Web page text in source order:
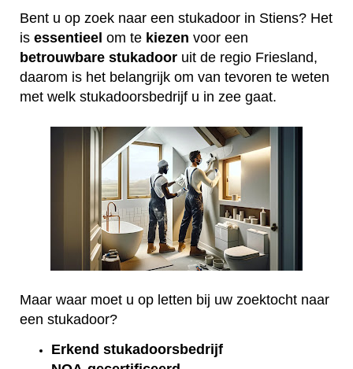
Bent u op zoek naar een stukadoor in Stiens? Het
is essentieel om te kiezen voor een
betrouwbare stukadoor uit de regio Friesland,
daarom is het belangrijk om van tevoren te weten
met welk stukadoorsbedrijf u in zee gaat.
Maar waar moet u op letten bij uw zoektocht naar
een stukadoor?
Erkend stukadoorsbedrijf